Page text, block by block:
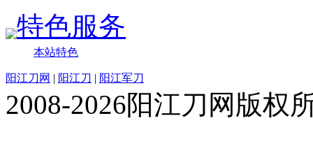
特色服务
本站特色
阳江刀网 | 阳江刀 | 阳江军刀
2008-2026阳江刀网版权